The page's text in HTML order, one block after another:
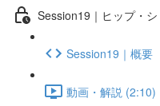
Session19｜ヒップ・
Session19｜概要
動画・解説 (2:10)